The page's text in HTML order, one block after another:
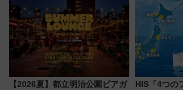
ホテル情報まとめ
報、利根川
力＆屋台を満
【2026夏】都立明治公園ビアガ
HIS「4つの